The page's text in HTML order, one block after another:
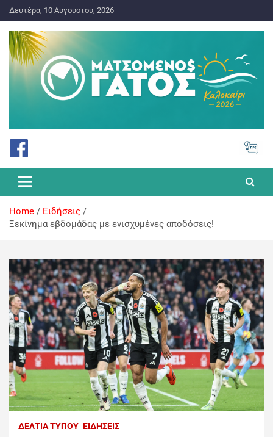
Δευτέρα, 10 Αυγούστου, 2026
Ματσωμένος Γάτος – Όλα για
το Στοίχημα
Home
Ειδήσεις
Ξεκίνημα εβδομάδας με ενισχυμένες αποδόσεις!
ΔΕΛΤΊΑ ΤΎΠΟΥ ΕΙΔΉΣΕΙΣ